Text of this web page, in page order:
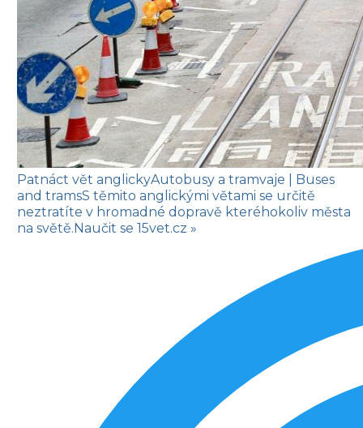
Patnáct vět anglickyAutobusy a tramvaje
| Buses
and tramsS těmito anglickými větami se určitě
neztratíte v hromadné dopravě kteréhokoliv města
na světě.Naučit se 15vet.cz »